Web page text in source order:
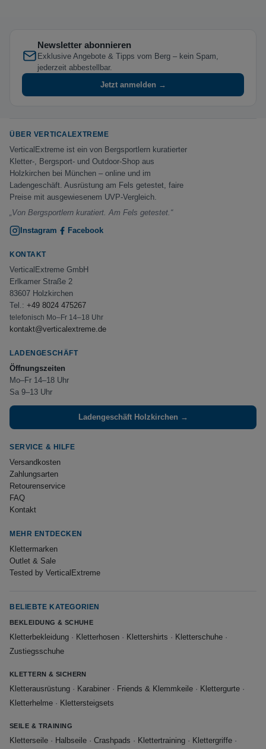
Newsletter abonnieren
Exklusive Angebote & Tipps vom Berg – kein Spam,
jederzeit abbestellbar.
Jetzt anmelden →
ÜBER VERTICALEXTREME
VerticalExtreme ist ein von Bergsportlern kuratierter
Kletter-, Bergsport- und Outdoor-Shop aus
Holzkirchen bei München – online und im
Ladengeschäft. Ausrüstung am Fels getestet, faire
Preise mit ausgewiesenem UVP-Vergleich.
„Von Bergsportlern kuratiert. Am Fels getestet.“
Instagram
Facebook
KONTAKT
VerticalExtreme GmbH
Erlkamer Straße 2
83607 Holzkirchen
Tel.: +49 8024 475267
telefonisch Mo–Fr 14–18 Uhr
kontakt@verticalextreme.de
LADENGESCHÄFT
Öffnungszeiten
Mo–Fr 14–18 Uhr
Sa 9–13 Uhr
Ladengeschäft Holzkirchen →
SERVICE & HILFE
Versandkosten
Zahlungsarten
Retourenservice
FAQ
Kontakt
MEHR ENTDECKEN
Klettermarken
Outlet & Sale
Tested by VerticalExtreme
BELIEBTE KATEGORIEN
BEKLEIDUNG & SCHUHE
Kletterbekleidung · Kletterhosen · Klettershirts · Kletterschuhe ·
Zustiegsschuhe
KLETTERN & SICHERN
Kletterausrüstung · Karabiner · Friends & Klemmkeile · Klettergurte ·
Kletterhelme · Klettersteigsets
SEILE & TRAINING
Kletterseile · Halbseile · Crashpads · Klettertraining · Klettergriffe ·